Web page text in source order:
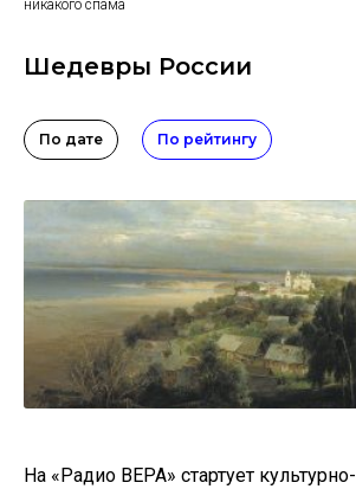
никакого спама
Шедевры России
По дате По рейтингу
На «Радио ВЕРА» стартует культурно-